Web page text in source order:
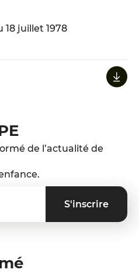
18 juillet 1978
de l’actualité de